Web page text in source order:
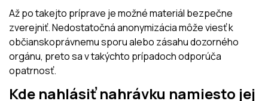
Až po takejto príprave je možné materiál bezpečne
zverejniť. Nedostatočná anonymizácia môže viesť k
občianskoprávnemu sporu alebo zásahu dozorného
orgánu, preto sa v takýchto prípadoch odporúča
opatrnosť.
Kde nahlásiť nahrávku namiesto jej